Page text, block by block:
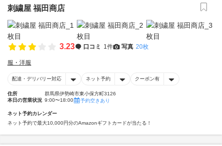
刺繍屋 福田商店
3.23 口コミ 1件 写真 20枚
服・洋服
配達・デリバリー対応 ネット予約 クーポン有
住所
群馬県伊勢崎市東小保方町3126
本日の営業状況 9:00〜18:00 予約空きあり
ネット予約カレンダー
ネット予約で最大10,000円分のAmazonギフトカードが当たる！